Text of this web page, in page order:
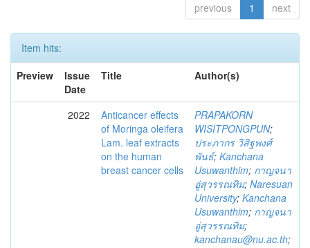
previous 1 next
Item hits:
Preview
Issue
Date
Title Author(s)
2022
Anticancer effects
of Moringa oleifera
Lam. leaf extracts
on the human
breast cancer cells
PRAPAKORN
WISITPONGPUN;
ประภากร วิสิฐพงศ์
พันธ์; Kanchana
Usuwanthim; กาญจนา
อู่สุวรรณทิม; Naresuan
University; Kanchana
Usuwanthim; กาญจนา
อู่สุวรรณทิม;
kanchanau@nu.ac.th;